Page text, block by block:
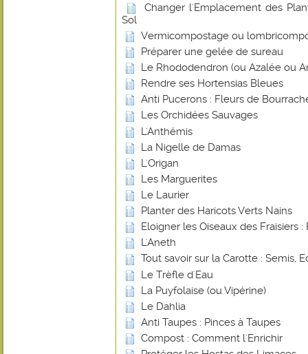
Changer l'Emplacement des
Sol
Vermicompostage ou
Préparer une gelée de sureau
Le Rhododendron (ou Azalée ou
Rendre ses Hortensias Bleues
Anti Pucerons : Fleurs de
Les Orchidées Sauvages
L'Anthémis
La Nigelle de Damas
L'Origan
Les Marguerites
Le Laurier
Planter des Haricots Verts Nains
Eloigner les Oiseaux des Fraisiers :
L'Aneth
Tout savoir sur la Carotte : Semis,
Le Trèfle d'Eau
La Puyfolaise (ou Vipérine)
Le Dahlia
Anti Taupes : Pinces à Taupes
Compost : Comment l'Enrichir